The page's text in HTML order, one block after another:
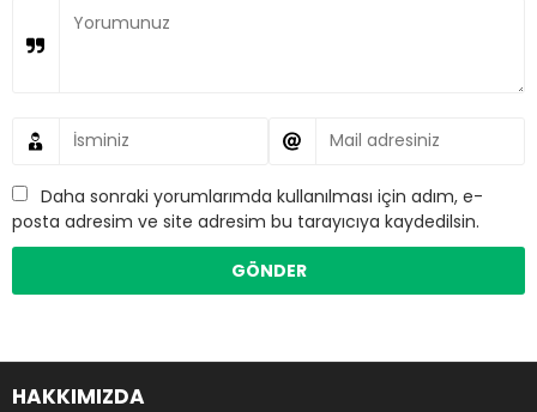
Daha sonraki yorumlarımda kullanılması için adım, e-
posta adresim ve site adresim bu tarayıcıya kaydedilsin.
HAKKIMIZDA